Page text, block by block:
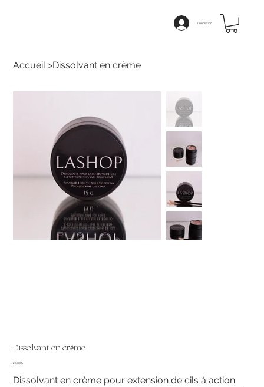
Connexion
Accueil >Dissolvant en crème
Dissolvant en crème
Prix
20,00 $
Dissolvant en crème pour extension de cils à action